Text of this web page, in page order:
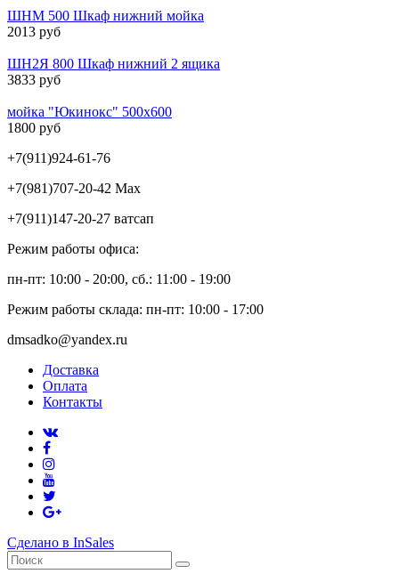
ШНМ 500 Шкаф нижний мойка
2013 руб
ШН2Я 800 Шкаф нижний 2 ящика
3833 руб
мойка "Юкинокс" 500х600
1800 руб
+7(911)924-61-76
+7(981)707-20-42 Max
+7(911)147-20-27 ватсап
Режим работы офиса:
пн-пт: 10:00 - 20:00, сб.: 11:00 - 19:00
Режим работы склада: пн-пт: 10:00 - 17:00
dmsadko@yandex.ru
Доставка
Оплата
Контакты
Сделано в InSales